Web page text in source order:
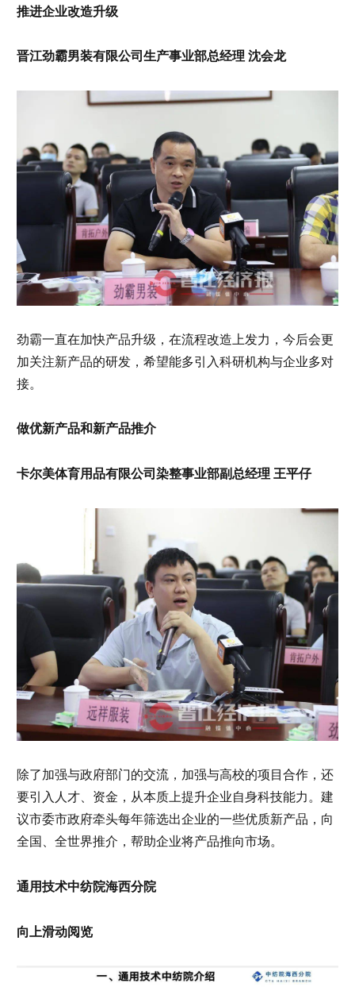
推进企业改造升级
晋江劲霸男装有限公司生产事业部总经理 沈会龙
劲霸一直在加快产品升级，在流程改造上发力，今后会更
加关注新产品的研发，希望能多引入科研机构与企业多对
接。
做优新产品和新产品推介
卡尔美体育用品有限公司染整事业部副总经理 王平仔
除了加强与政府部门的交流，加强与高校的项目合作，还
要引入人才、资金，从本质上提升企业自身科技能力。建
议市委市政府牵头每年筛选出企业的一些优质新产品，向
全国、全世界推介，帮助企业将产品推向市场。
通用技术中纺院海西分院
向上滑动阅览